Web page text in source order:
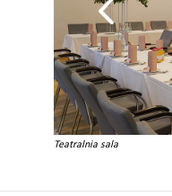
Teatralnia sala